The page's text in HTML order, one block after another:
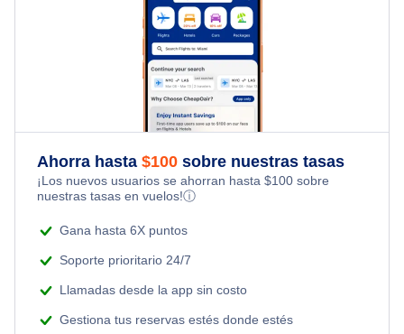
Ahorra hasta $100 sobre nuestras tasas
¡Los nuevos usuarios se ahorran hasta $100 sobre
nuestras tasas en vuelos!ⓘ
Gana hasta 6X puntos
Soporte prioritario 24/7
Llamadas desde la app sin costo
Gestiona tus reservas estés donde estés